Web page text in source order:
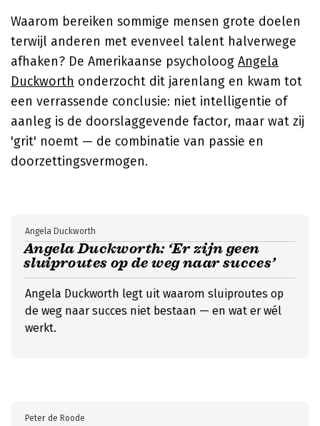
Waarom bereiken sommige mensen grote doelen
terwijl anderen met evenveel talent halverwege
afhaken? De Amerikaanse psycholoog Angela
Duckworth onderzocht dit jarenlang en kwam tot
een verrassende conclusie: niet intelligentie of
aanleg is de doorslaggevende factor, maar wat zij
'grit' noemt — de combinatie van passie en
doorzettingsvermogen.
Angela Duckworth: ‘Er zijn geen
sluiproutes op de weg naar succes’
Angela Duckworth
Angela Duckworth legt uit waarom sluiproutes op
de weg naar succes niet bestaan — en wat er wél
werkt.
Peter de Roode